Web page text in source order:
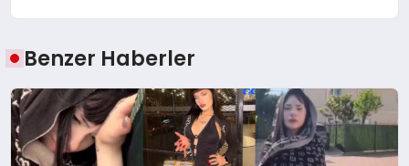
Benzer Haberler